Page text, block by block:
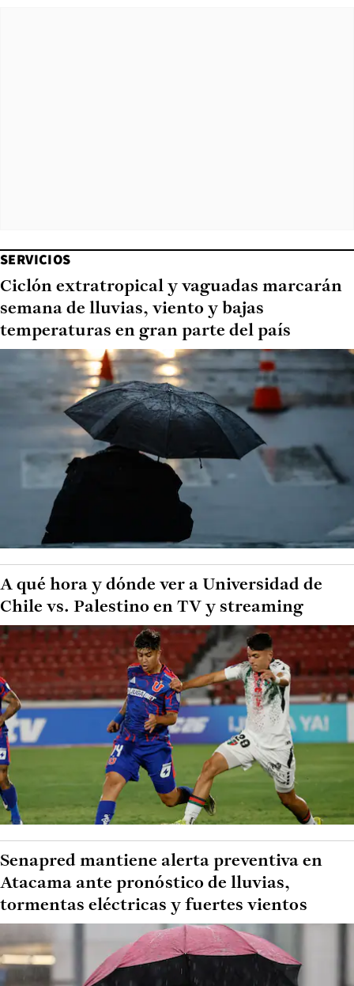
SERVICIOS
Ciclón extratropical y vaguadas marcarán
semana de lluvias, viento y bajas
temperaturas en gran parte del país
A qué hora y dónde ver a Universidad de
Chile vs. Palestino en TV y streaming
Senapred mantiene alerta preventiva en
Atacama ante pronóstico de lluvias,
tormentas eléctricas y fuertes vientos